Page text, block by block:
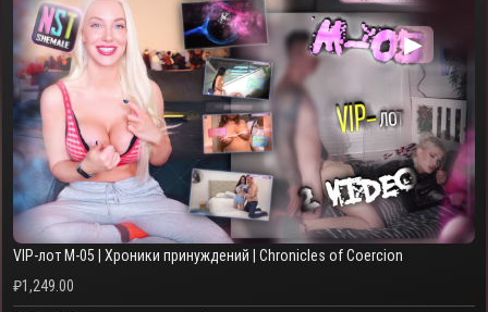
▶
VIP-лот M-05 | Хроники принуждений | Chronicles of Coercion
₽1,249.00